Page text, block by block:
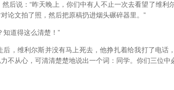
说：“昨天晚上，你们中有人不止一次去看望了维利
论文拍了照，然后把原稿扔进烟头碾碎器里。”
道得这么清楚！”
，维利尔斯并没有马上死去，他挣扎着给我打了电话
不从心，可清清楚楚地说出一个词：同学。你们三位中